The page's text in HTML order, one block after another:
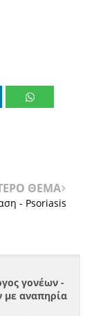
ΘΕΜΑ
- Psoriasis
γονέων -
αναπηρία